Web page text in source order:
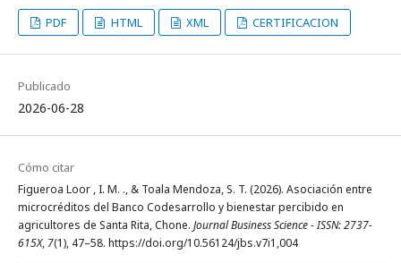
PDF HTML XML CERTIFICACION
Publicado
2026-06-28
Cómo citar
Figueroa Loor , I. M. ., & Toala Mendoza, S. T. (2026). Asociación entre
microcréditos del Banco Codesarrollo y bienestar percibido en
agricultores de Santa Rita, Chone. Journal Business Science - ISSN: 2737-
615X, 7(1), 47–58. https://doi.org/10.56124/jbs.v7i1,004